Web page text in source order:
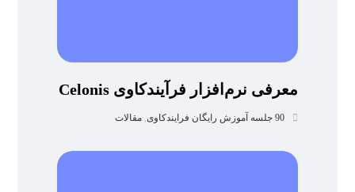
معرفی نرم‌افزار فرآیندکاوی Celonis
90 جلسه آموزش رایگان فرایندکاوی ,مقالات